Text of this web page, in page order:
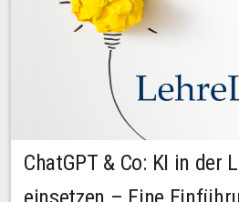
ChatGPT & Co: KI in der